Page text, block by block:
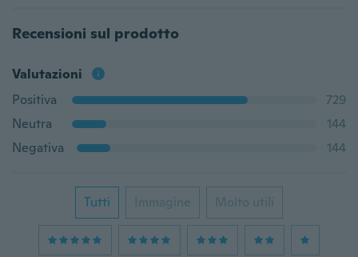
Recensioni sul prodotto
Valutazioni
Positiva
729
Neutra
144
Negativa
144
Tutti Immagine Molto utili